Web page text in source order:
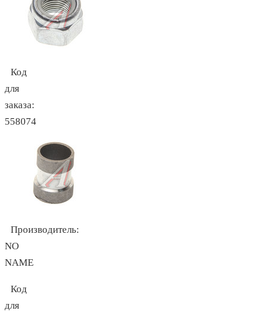
Код
для
заказа:
558074
Производитель:
NO
NAME
Код
для